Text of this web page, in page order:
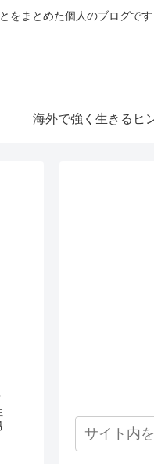
をまとめた個人のブログです
海外で強く生きるヒ